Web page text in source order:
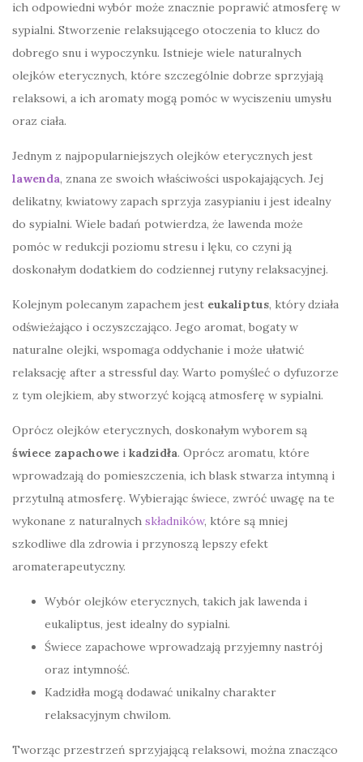
ich odpowiedni wybór może znacznie poprawić atmosferę w
sypialni. Stworzenie relaksującego otoczenia to klucz do
dobrego snu i wypoczynku. Istnieje wiele naturalnych
olejków eterycznych, które szczególnie dobrze sprzyjają
relaksowi, a ich aromaty mogą pomóc w wyciszeniu umysłu
oraz ciała.
Jednym z najpopularniejszych olejków eterycznych jest
lawenda, znana ze swoich właściwości uspokajających. Jej
delikatny, kwiatowy zapach sprzyja zasypianiu i jest idealny
do sypialni. Wiele badań potwierdza, że lawenda może
pomóc w redukcji poziomu stresu i lęku, co czyni ją
doskonałym dodatkiem do codziennej rutyny relaksacyjnej.
Kolejnym polecanym zapachem jest eukaliptus, który działa
odświeżająco i oczyszczająco. Jego aromat, bogaty w
naturalne olejki, wspomaga oddychanie i może ułatwić
relaksację after a stressful day. Warto pomyśleć o dyfuzorze
z tym olejkiem, aby stworzyć kojącą atmosferę w sypialni.
Oprócz olejków eterycznych, doskonałym wyborem są
świece zapachowe i kadzidła. Oprócz aromatu, które
wprowadzają do pomieszczenia, ich blask stwarza intymną i
przytulną atmosferę. Wybierając świece, zwróć uwagę na te
wykonane z naturalnych składników, które są mniej
szkodliwe dla zdrowia i przynoszą lepszy efekt
aromaterapeutyczny.
Wybór olejków eterycznych, takich jak lawenda i
eukaliptus, jest idealny do sypialni.
Świece zapachowe wprowadzają przyjemny nastrój
oraz intymność.
Kadzidła mogą dodawać unikalny charakter
relaksacyjnym chwilom.
Tworząc przestrzeń sprzyjającą relaksowi, można znacząco